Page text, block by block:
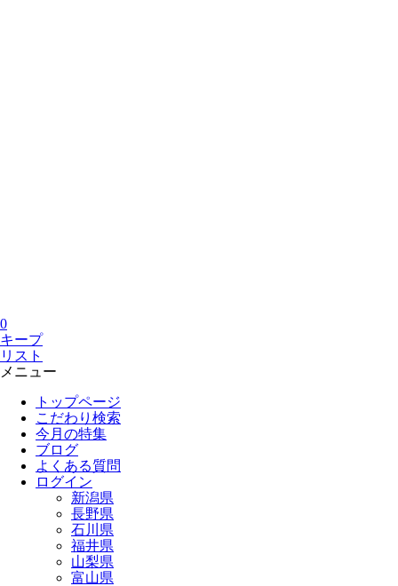
0
キープ
リスト
メニュー
トップページ
こだわり検索
今月の特集
ブログ
よくある質問
ログイン
新潟県
長野県
石川県
福井県
山梨県
富山県